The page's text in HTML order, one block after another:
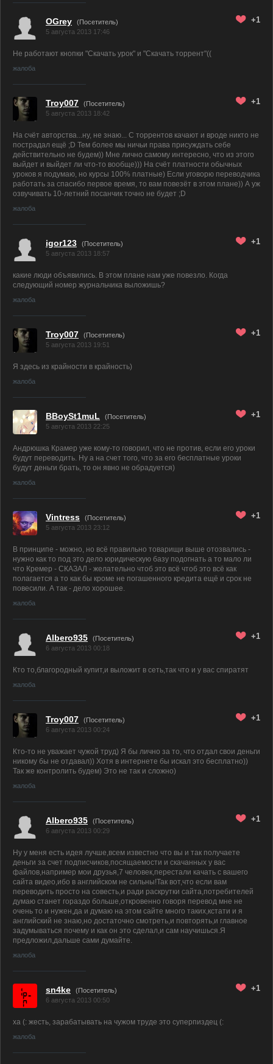
OGrey
(Посетитель)
5 августа 2013 17:46
+1
Не работают кнопки "Скачать урок" и "Скачать торрент"((
жалоба
Troy007
(Посетитель)
5 августа 2013 18:42
+1
На счёт авторства...ну, не знаю... С торрентов качают и вроде никто не
пострадал ещё ;D Тем более мы ничьи права присуждать себе
действительно не будем)) Мне лично самому интересно, что из этого
выйдет и выйдет ли что-то вообще))) На счёт платности обычных
уроков я подумаю, но курсы 100% платные) Если уговорю переводчика
работать за спасибо первое время, то вам повезёт в этом плане)) А уж
озвучивать 10-летний посанчик точно не будет ;D
жалоба
igor123
(Посетитель)
5 августа 2013 18:57
+1
какие люди объявились. В этом плане нам уже повезло. Когда
следующий номер журнальчика выложишь?
жалоба
Troy007
(Посетитель)
5 августа 2013 19:51
+1
Я здесь из крайности в крайность)
жалоба
BBoySt1muL
(Посетитель)
5 августа 2013 22:25
+1
Андрюшка Крамер уже кому-то говорил, что не против, если его уроки
будут переводить. Ну а на счет того, что за его бесплатные уроки
будут деньги брать, то он явно не обрадуется)
жалоба
Vintress
(Посетитель)
5 августа 2013 23:12
+1
В принципе - можно, но всё правильно товарищи выше отозвались -
нужно как то под это дело юридическую базу подогнать а то мало ли
что Кремер - СКАЗАЛ - желательно чтоб это всё чтоб это всё как
полагается а то как бы кроме не погашенного кредита ещё и срок не
повесили. А так - дело хорошее.
жалоба
Albero935
(Посетитель)
6 августа 2013 00:18
+1
Кто то,благородный купит,и выложит в сеть,так что и у вас спиратят
жалоба
Troy007
(Посетитель)
6 августа 2013 00:24
+1
Кто-то не уважает чужой труд) Я бы лично за то, что отдал свои деньги
никому бы не отдавал)) Хотя в интернете бы искал это бесплатно))
Так же контролить будем) Это не так и сложно)
жалоба
Albero935
(Посетитель)
6 августа 2013 00:29
+1
Ну у меня есть идея лучше,всем известно что вы и так получаете
деньги за счет подписчиков,посящаемости и скачанных у вас
файлов,например мои друзья,7 человек,перестали качать с вашего
сайта видео,ибо в английском не сильны!Так вот,что если вам
переводить просто на совесть,и ради раскрутки сайта,потребителей
думаю станет гораздо больше,откровенно говоря перевод мне не
очень то и нужен,да и думаю на этом сайте много таких,кстати и я
английский не знаю,но достаточно смотреть,и повторять,и главное
задумываться почему и как он это сделал,и сам научишься.Я
предложил,дальше сами думайте.
жалоба
sn4ke
(Посетитель)
6 августа 2013 00:50
+1
ха (: жесть, зарабатывать на чужом труде это суперпиздец (:
жалоба